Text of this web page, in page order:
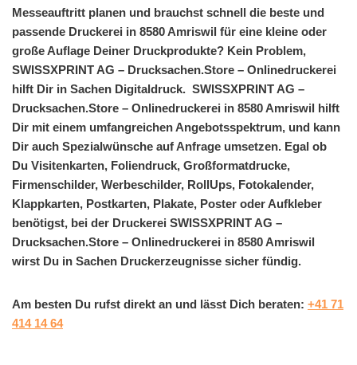
Messeauftritt planen und brauchst schnell die beste und
passende Druckerei in 8580 Amriswil für eine kleine oder
große Auflage Deiner Druckprodukte? Kein Problem,
SWISSXPRINT AG – Drucksachen.Store – Onlinedruckerei
hilft Dir in Sachen Digitaldruck. SWISSXPRINT AG –
Drucksachen.Store – Onlinedruckerei in 8580 Amriswil hilft
Dir mit einem umfangreichen Angebotsspektrum, und kann
Dir auch Spezialwünsche auf Anfrage umsetzen. Egal ob
Du Visitenkarten, Foliendruck, Großformatdrucke,
Firmenschilder, Werbeschilder, RollUps, Fotokalender,
Klappkarten, Postkarten, Plakate, Poster oder Aufkleber
benötigst, bei der Druckerei SWISSXPRINT AG –
Drucksachen.Store – Onlinedruckerei in 8580 Amriswil
wirst Du in Sachen Druckerzeugnisse sicher fündig.
Am besten Du rufst direkt an und lässt Dich beraten: +41 71
414 14 64